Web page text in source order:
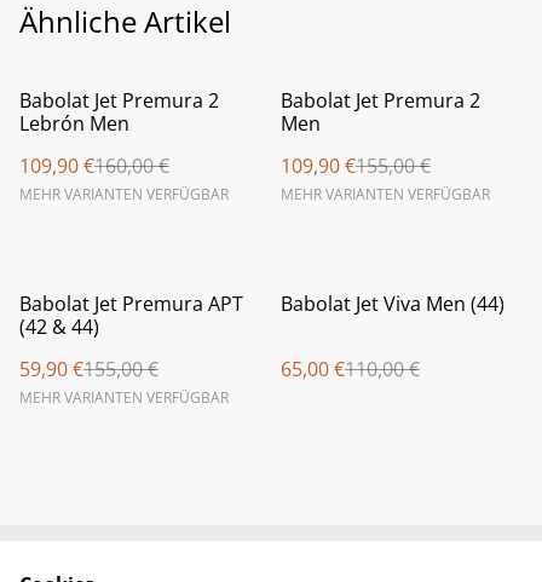
Ähnliche Artikel
%
Babolat Jet Premura 2
Lebrón Men
109,90 €160,00 €
MEHR VARIANTEN VERFÜGBAR
%
Babolat Jet Premura 2
Men
109,90 €155,00 €
MEHR VARIANTEN VERFÜGBAR
%
Babolat Jet Premura APT
(42 & 44)
59,90 €155,00 €
MEHR VARIANTEN VERFÜGBAR
%
Babolat Jet Viva Men (44)
65,00 €110,00 €